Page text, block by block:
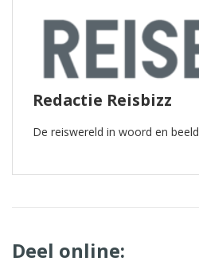
Redactie Reisbizz
De reiswereld in woord en beeld
Deel online: